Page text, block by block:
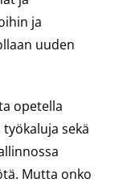
ja
uuden
opetella
sekä
Mutta onko